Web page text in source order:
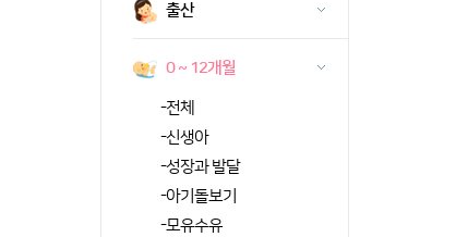
출산
0 ~ 12개월
-전체
-신생아
-성장과 발달
-아기돌보기
-모유수유